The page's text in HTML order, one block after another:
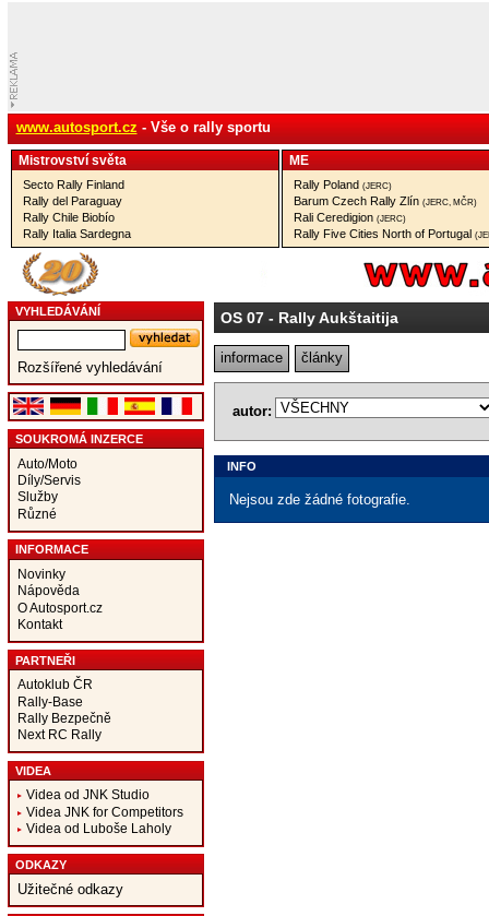
www.autosport.cz - Vše o rally sportu
Mistrovství­ světa
Secto Rally Finland
Rally del Paraguay
Rally Chile Biobío
Rally Italia Sardegna
ME
Rally Poland (JERC)
Barum Czech Rally Zlín (JERC, MČR)
Rali Ceredigion (JERC)
Rally Five Cities North of Portugal
VYHLEDÁVÁNÍ
Rozšířené vyhledávání
SOUKROMÁ INZERCE
Auto/Moto
Díly/Servis
Služby
Různé
INFORMACE
Novinky
Nápověda
O Autosport.cz
Kontakt
PARTNEŘI
Autoklub ČR
Rally-Base
Rally Bezpečně
Next RC Rally
VIDEA
Videa od JNK Studio
Videa JNK for Competitors
Videa od Luboše Laholy
ODKAZY
Užitečné odkazy
OS 07- Rally Aukštaitija
informace články
autor:
INFO
Nejsou zde žádné fotografie.